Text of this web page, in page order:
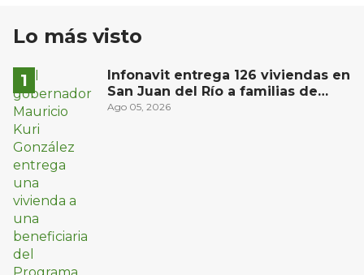
Lo más visto
Infonavit entrega 126 viviendas en
San Juan del Río a familias de
bajos ingresos
Ago 05, 2026